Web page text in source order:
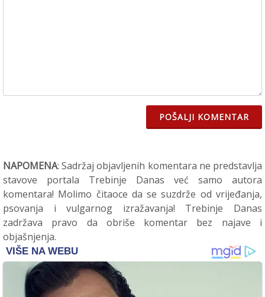
POŠALJI KOMENTAR
NAPOMENA: Sadržaj objavljenih komentara ne predstavlja
stavove portala Trebinje Danas već samo autora
komentara! Molimo čitaoce da se suzdrže od vrijeđanja,
psovanja i vulgarnog izražavanja! Trebinje Danas
zadržava pravo da obriše komentar bez najave i
objašnjenja.